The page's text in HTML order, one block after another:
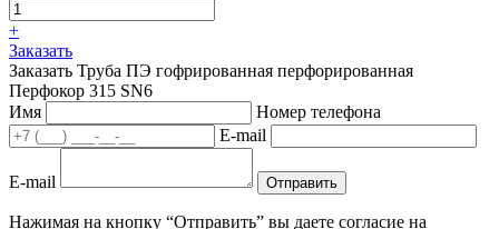
+
Заказать
Заказать Труба ПЭ гофрированная перфорированная
Перфокор 315 SN6
Имя
Номер телефона
E-mail
E-mail Отправить
Нажимая на кнопку “Отправить” вы даете согласие на